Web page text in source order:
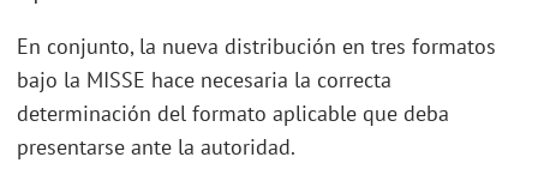
En conjunto, la nueva distribución en tres formatos
bajo la MISSE hace necesaria la correcta
determinación del formato aplicable que deba
presentarse ante la autoridad.